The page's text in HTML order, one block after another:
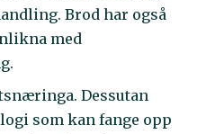
Brod har også
med
Dessutan
som kan fange opp